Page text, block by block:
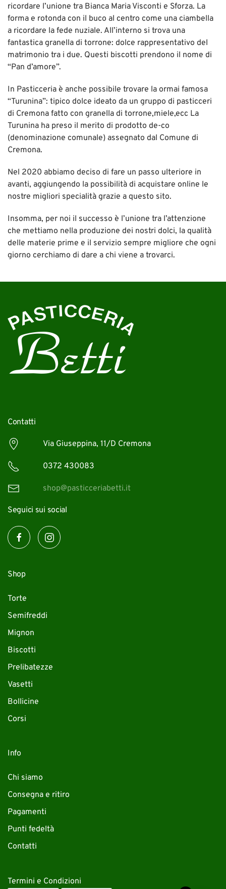
ricordare l’unione tra Bianca Maria Visconti e Sforza. La
forma e rotonda con il buco al centro come una ciambella
a ricordare la fede nuziale. All’interno si trova una
fantastica granella di torrone: dolce rappresentativo del
matrimonio tra i due. Questi biscotti prendono il nome di
“Pan d’amore”.
In Pasticceria è anche possibile trovare la ormai famosa
“Turunina”: tipico dolce ideato da un gruppo di pasticceri
di Cremona fatto con granella di torrone,miele,ecc La
Turunina ha preso il merito di prodotto de-co
(denominazione comunale) assegnato dal Comune di
Cremona.
Nel 2020 abbiamo deciso di fare un passo ulteriore in
avanti, aggiungendo la possibilità di acquistare online le
nostre migliori specialità grazie a questo sito.
Insomma, per noi il successo è l’unione tra l’attenzione
che mettiamo nella produzione dei nostri dolci, la qualità
delle materie prime e il servizio sempre migliore che ogni
giorno cerchiamo di dare a chi viene a trovarci.
Contatti
Via Giuseppina, 11/D Cremona
0372 430083
shop@pasticceriabetti.it
Seguici sui social
Shop
Torte
Semifreddi
Mignon
Biscotti
Prelibatezze
Vasetti
Bollicine
Corsi
Info
Chi siamo
Consegna e ritiro
Pagamenti
Punti fedeltà
Contatti
Termini e Condizioni